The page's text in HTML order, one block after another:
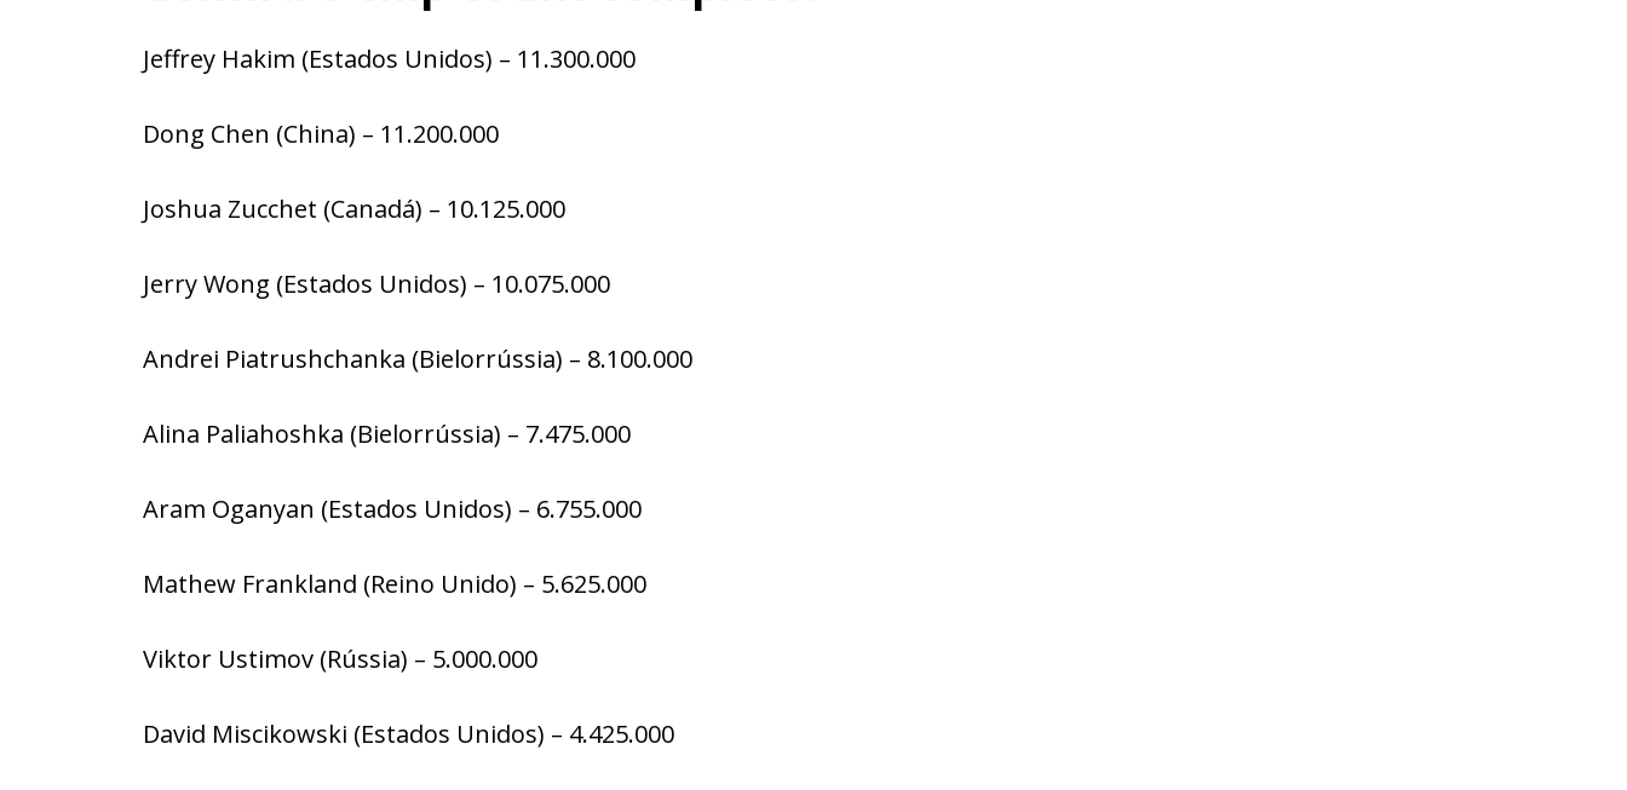
Jeffrey Hakim (Estados Unidos) – 11.300.000
Dong Chen (China) – 11.200.000
Joshua Zucchet (Canadá) – 10.125.000
Jerry Wong (Estados Unidos) – 10.075.000
Andrei Piatrushchanka (Bielorrússia) – 8.100.000
Alina Paliahoshka (Bielorrússia) – 7.475.000
Aram Oganyan (Estados Unidos) – 6.755.000
Mathew Frankland (Reino Unido) – 5.625.000
Viktor Ustimov (Rússia) – 5.000.000
David Miscikowski (Estados Unidos) – 4.425.000